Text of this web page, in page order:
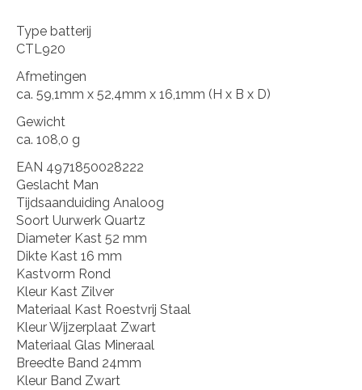
Type batterij
CTL920
Afmetingen
ca. 59,1mm x 52,4mm x 16,1mm (H x B x D)
Gewicht
ca. 108,0 g
EAN 4971850028222
Geslacht Man
Tijdsaanduiding Analoog
Soort Uurwerk Quartz
Diameter Kast 52 mm
Dikte Kast 16 mm
Kastvorm Rond
Kleur Kast Zilver
Materiaal Kast Roestvrij Staal
Kleur Wijzerplaat Zwart
Materiaal Glas Mineraal
Breedte Band 24mm
Kleur Band Zwart